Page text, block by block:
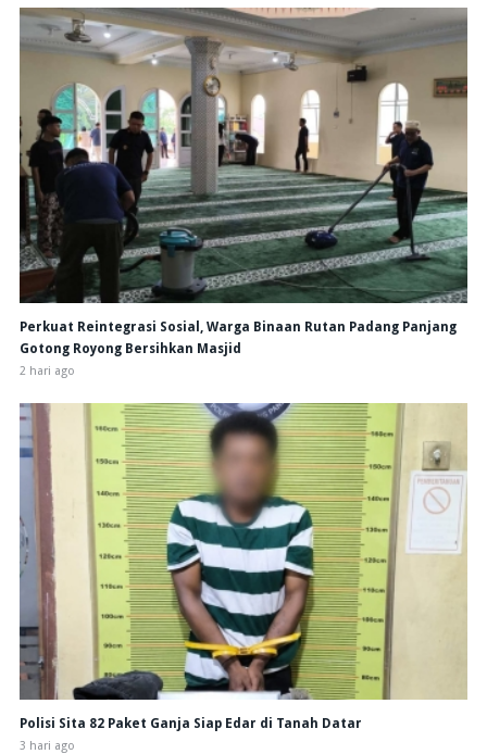
Perkuat Reintegrasi Sosial, Warga Binaan Rutan Padang Panjang
Gotong Royong Bersihkan Masjid
2 hari ago
Polisi Sita 82 Paket Ganja Siap Edar di Tanah Datar
3 hari ago